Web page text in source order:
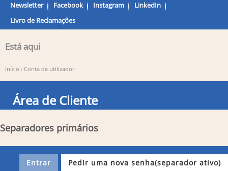
Newsletter Facebook Instagram
LinkedIn
Livro de Reclamações
Está aqui
Início › Conta de utilizador
Área de Cliente
Separadores primários
Entrar Pedir uma nova senha(separador ativo)